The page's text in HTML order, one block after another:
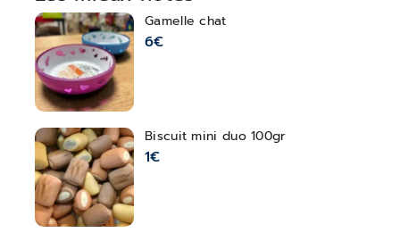
Gamelle chat
6€
Biscuit mini duo 100gr
1€